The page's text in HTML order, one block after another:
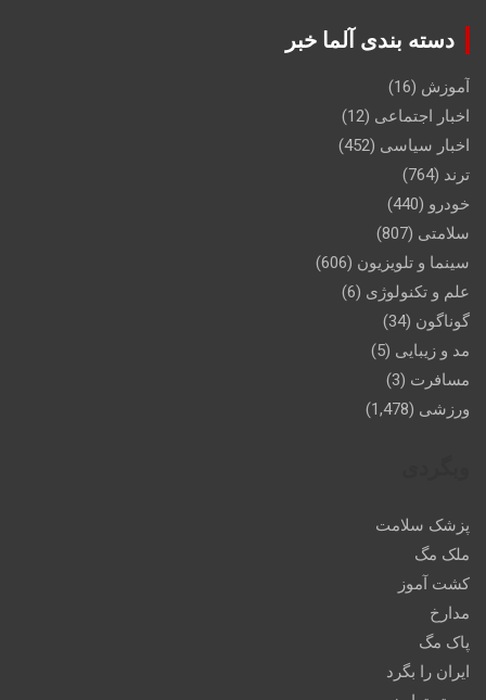
دسته بندی آلما خبر
آموزش (16)
اخبار اجتماعی (12)
اخبار سیاسی (452)
ترند (764)
خودرو (440)
سلامتی (807)
سینما و تلویزیون (606)
علم و تکنولوژی (6)
گوناگون (34)
مد و زیبایی (5)
مسافرت (3)
ورزشی (1,478)
پزشک سلامت
ملک مگ
کشت آموز
مدارخ
پاک مگ
ایران را بگرد